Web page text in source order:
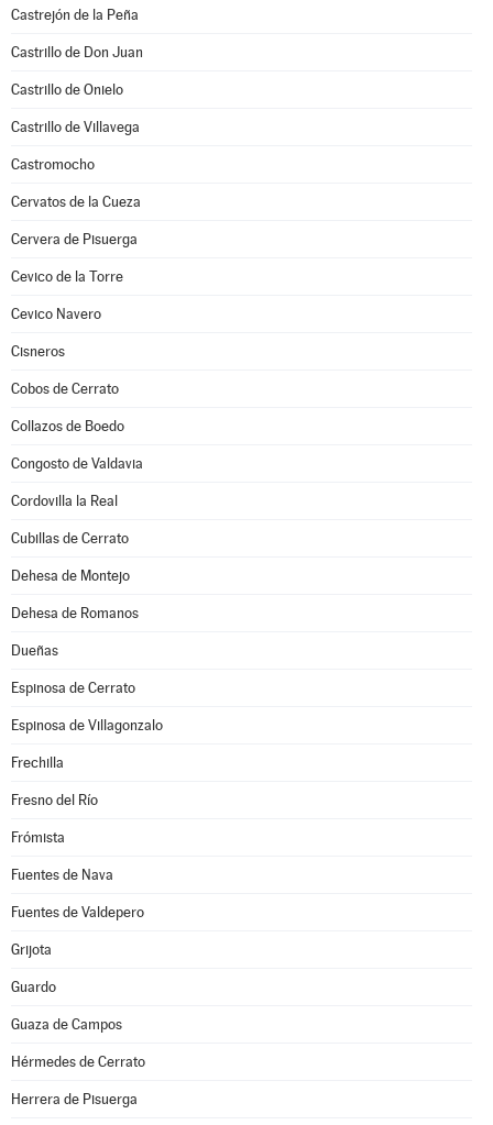
Castrejón de la Peña
Castrillo de Don Juan
Castrillo de Onielo
Castrillo de Villavega
Castromocho
Cervatos de la Cueza
Cervera de Pisuerga
Cevico de la Torre
Cevico Navero
Cisneros
Cobos de Cerrato
Collazos de Boedo
Congosto de Valdavia
Cordovilla la Real
Cubillas de Cerrato
Dehesa de Montejo
Dehesa de Romanos
Dueñas
Espinosa de Cerrato
Espinosa de Villagonzalo
Frechilla
Fresno del Río
Frómista
Fuentes de Nava
Fuentes de Valdepero
Grijota
Guardo
Guaza de Campos
Hérmedes de Cerrato
Herrera de Pisuerga